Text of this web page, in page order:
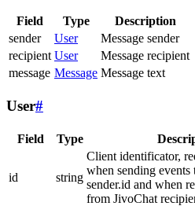
Field Type
Description
sender
User
Message sender
recipient User
Message recipient
message Message Message text
User#
Field Type
id string
Client identificator,
when sending events
sender.id and when
from JivoChat